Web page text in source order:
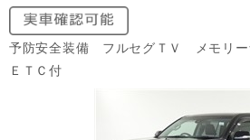
予防安全装備 フルセグＴＶ メモリ
ＥＴＣ付